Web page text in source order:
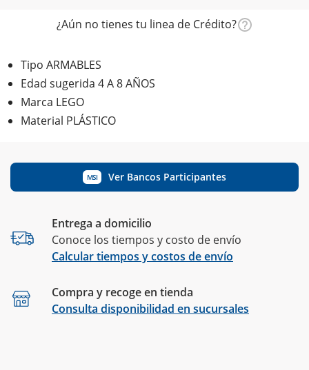
¿Aún no tienes tu linea de Crédito?
Tipo ARMABLES
Edad sugerida 4 A 8 AÑOS
Marca LEGO
Material PLÁSTICO
MSI Ver Bancos Participantes
Entrega a domicilio
Conoce los tiempos y costo de envío
Calcular tiempos y costos de envío
Compra y recoge en tienda
Consulta disponibilidad en sucursales